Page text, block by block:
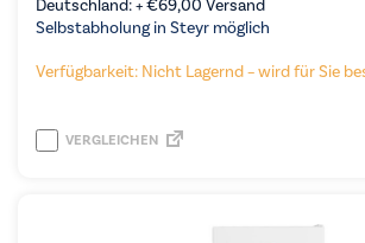
Deutschland: +€69,00 Versand
Selbstabholung in Steyr möglich
Verfügbarkeit: Nicht Lagernd – wird für Sie
VERGLEICHEN